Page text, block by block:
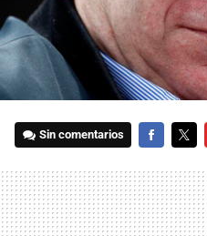
Sin comentarios